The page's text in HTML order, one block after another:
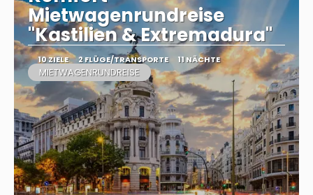
Mietwagenrundreise
"Kastilien & Extremadura"
10 ZIELE 2 FLÜGE/TRANSPORTE 11 NÄCHTE
MIETWAGENRUNDREISE